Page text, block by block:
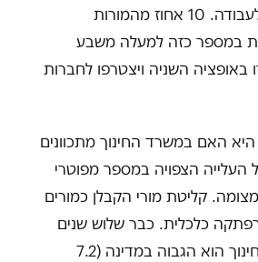
ערביות ממתינות לעבודה. 10 אחוז מהמורות
במספר כזה למעלה משבע
באופציה השניה ויצטרפו לחברות
האם במשרד החינוך מתכוונים
העלייה הצפויה במספר מפוטרי
קליטת מורי הקבלן כמורים
כלכלית. כבר שלוש שנים
שתקציב משרד החינוך הוא הגבוה במדינה (7.2